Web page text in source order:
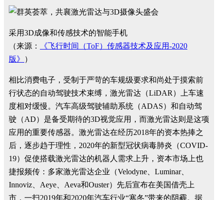
采用3D成像和传感技术的智能手机
（来源：
《飞行时间（ToF）传感器技术及应用-2020
版》
）
相比消费电子，受制于严苛的车规级要求和尚处于摸索前
行状态的自动驾驶技术束缚，激光雷达（LiDAR）上车速
度相对缓慢。汽车高级驾驶辅助系统（ADAS）和自动驾
驶（AD）是备受期待的3D视觉应用，而激光雷达则是这项
应用的重要传感器。激光雷达在经历2018年的资本热捧之
后，逐步趋于理性，2020年的新型冠状病毒肺炎（COVID-
19）促使搭载激光雷达的机器人需求上升，资本市场上也
捷报频传：多家激光雷达企业（Velodyne、Luminar、
Innoviz、Aeye、Aeva和Ouster）先后宣布在美国借壳上
市，一扫2019年和2020年汽车行业“寒冬”带来的阴霾。据